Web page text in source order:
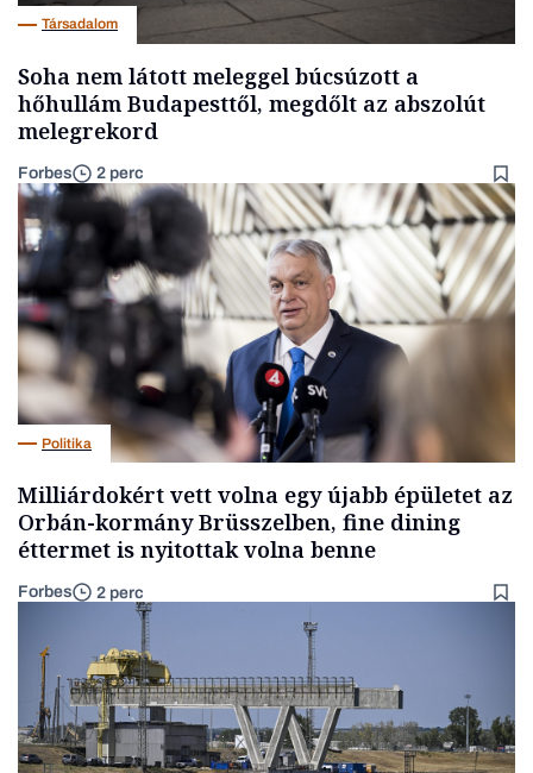
Társadalom
Soha nem látott meleggel búcsúzott a
hőhullám Budapesttől, megdőlt az abszolút
melegrekord
Forbes 2 perc
Politika
Milliárdokért vett volna egy újabb épületet az
Orbán-kormány Brüsszelben, fine dining
éttermet is nyitottak volna benne
Forbes 2 perc